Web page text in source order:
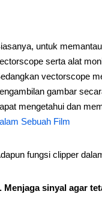
untuk
serta alat
vectorscope
gambar
mengetahui dan
Sebuah Film
fungsi clipper
Menjaga sinyal agar